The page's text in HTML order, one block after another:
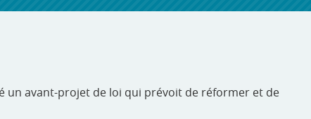
un avant-projet de loi qui prévoit de réformer et de